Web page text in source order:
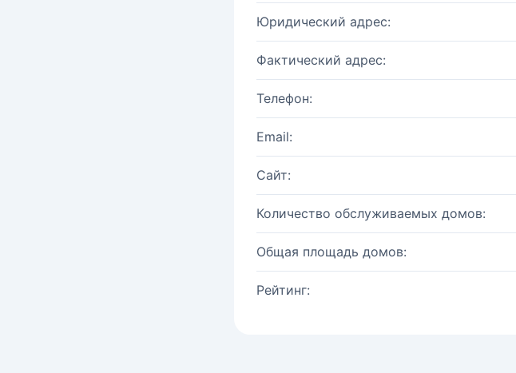
Юридический адрес:
Фактический адрес:
Телефон:
Email:
Сайт:
Количество обслуживаемых домов:
Общая площадь домов:
Рейтинг: